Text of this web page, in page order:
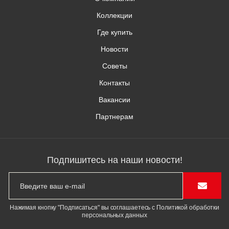
Коллекции
Где купить
Новости
Советы
Контакты
Вакансии
Партнерам
Подпишитесь на наши новости!
Нажимая кнопку "Подписаться" вы соглашаетесь с Политикой обработки
персональных данных